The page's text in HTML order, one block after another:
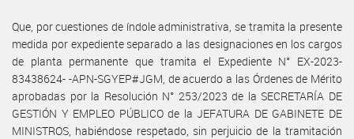
Que, por cuestiones de índole administrativa, se tramita la presente
medida por expediente separado a las designaciones en los cargos
de planta permanente que tramita el Expediente N° EX-2023-
83438624- -APN-SGYEP#JGM, de acuerdo a las Órdenes de Mérito
aprobadas por la Resolución N° 253/2023 de la SECRETARÍA DE
GESTIÓN Y EMPLEO PÚBLICO de la JEFATURA DE GABINETE DE
MINISTROS, habiéndose respetado, sin perjuicio de la tramitación